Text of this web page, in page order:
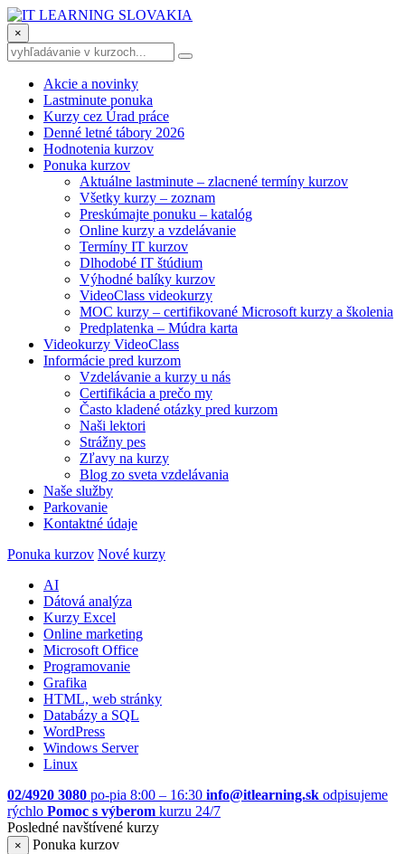
×
Akcie a novinky
Lastminute ponuka
Kurzy cez Úrad práce
Denné letné tábory 2026
Hodnotenia kurzov
Ponuka kurzov
Aktuálne lastminute – zlacnené termíny kurzov
Všetky kurzy – zoznam
Preskúmajte ponuku – katalóg
Online kurzy a vzdelávanie
Termíny IT kurzov
Dlhodobé IT štúdium
Výhodné balíky kurzov
VideoClass videokurzy
MOC kurzy – certifikované Microsoft kurzy a školenia
Predplatenka – Múdra karta
Videokurzy VideoClass
Informácie pred kurzom
Vzdelávanie a kurzy u nás
Certifikácia a prečo my
Často kladené otázky pred kurzom
Naši lektori
Strážny pes
Zľavy na kurzy
Blog zo sveta vzdelávania
Naše služby
Parkovanie
Kontaktné údaje
Ponuka kurzov Nové kurzy
AI
Dátová analýza
Kurzy Excel
Online marketing
Microsoft Office
Programovanie
Grafika
HTML, web stránky
Databázy a SQL
WordPress
Windows Server
Linux
02/4920 3080 po-pia 8:00 – 16:30 info@itlearning.sk odpisujeme
rýchlo Pomoc s výberom kurzu 24/7
Posledné navštívené kurzy
×
Ponuka kurzov